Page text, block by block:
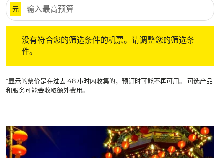
元
没有符合您的筛选条件的机票。请调整您的筛选条
件。
*显示的票价是在过去 48 小时内收集的，预订时可能不再可用。 可选产品
和服务可能会收取额外费用。